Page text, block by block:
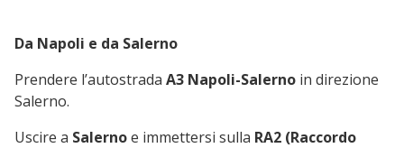
Da Napoli e da Salerno
Prendere l’autostrada A3 Napoli-Salerno in direzione
Salerno.
Uscire a Salernoe immettersi sulla RA2 (Raccordo